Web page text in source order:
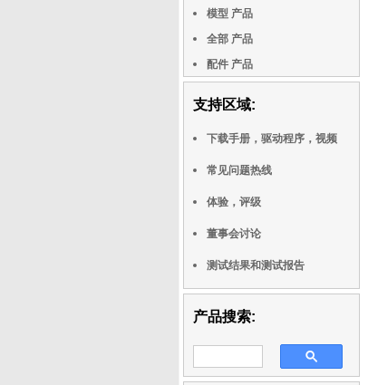
模型 产品
全部 产品
配件 产品
支持区域:
下载手册，驱动程序，视频
常见问题热线
体验，评级
董事会讨论
测试结果和测试报告
产品搜索: